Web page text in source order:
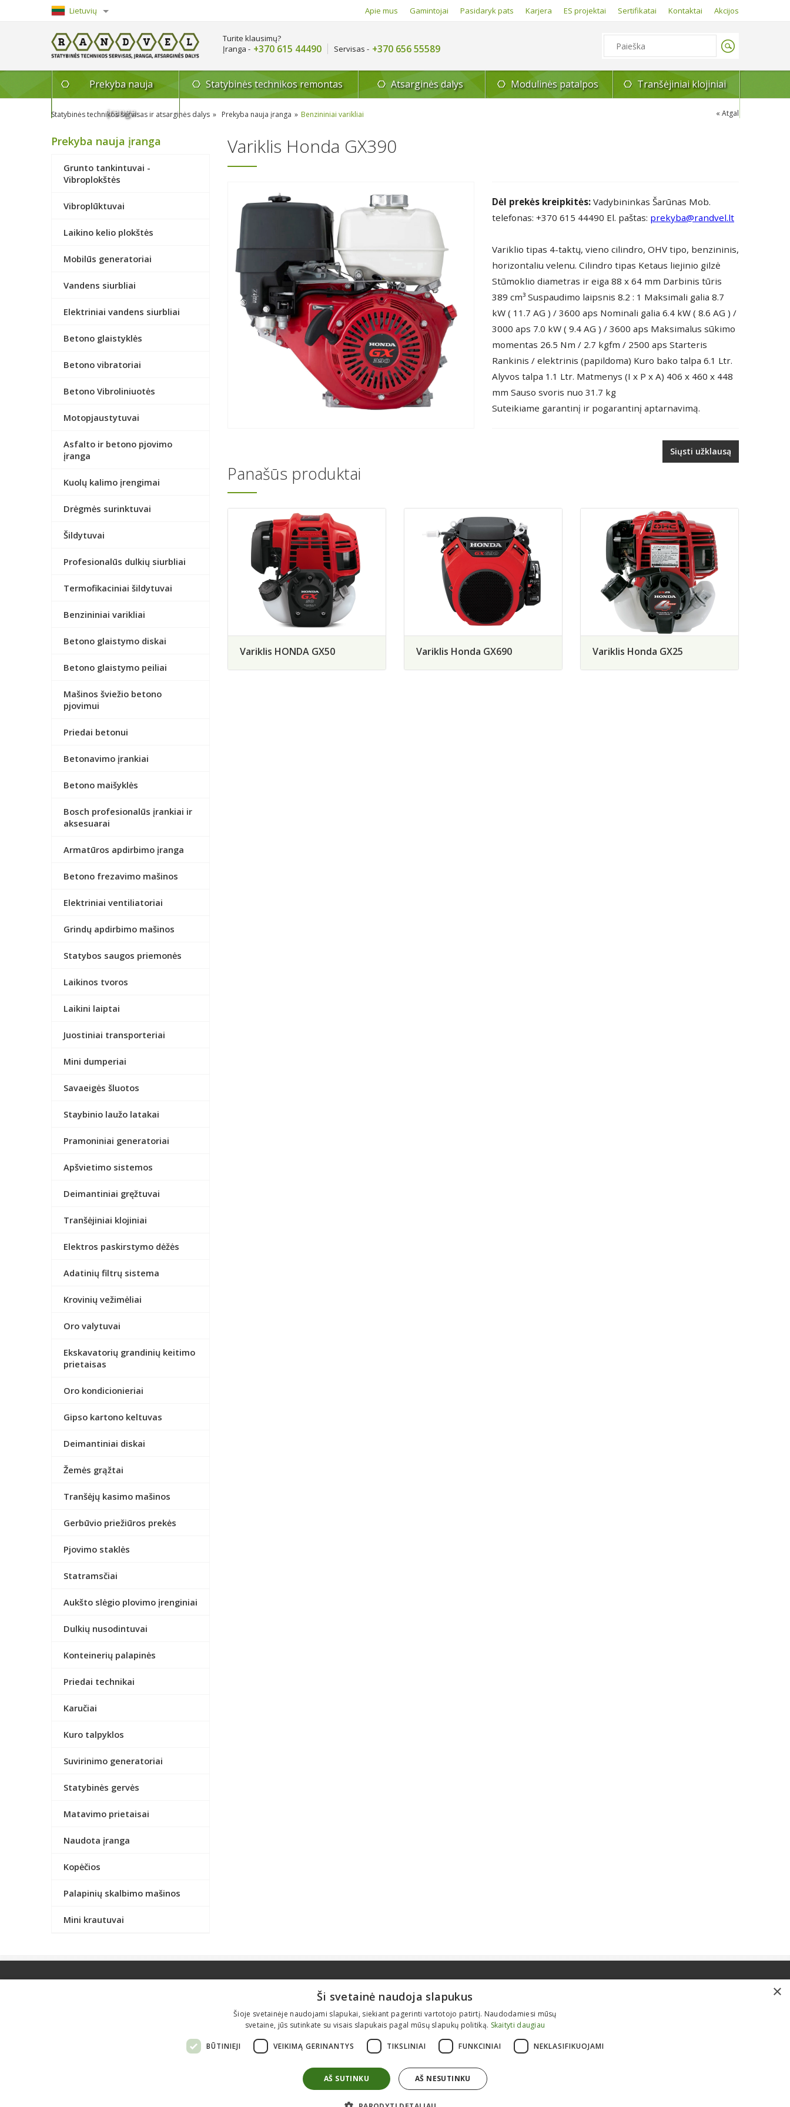
Lietuvių
English
Apie mus Gamintojai Pasidaryk pats Karjera ES projektai Sertifikatai Kontaktai Akcijos
Turite klausimų?
Įranga - +370 615 44490 Servisas - +370 656 55589
Prekyba nauja
įranga
Statybinės technikos remontas Atsarginės dalys Modulinės patalpos Tranšėjiniai klojiniai
Statybinės technikos servisas ir atsarginės dalys Prekyba nauja įranga Benzininiai varikliai Atgal
Variklis Honda GX390
Dėl prekės kreipkitės: Vadybininkas Šarūnas Mob.
telefonas: +370 615 44490 El. paštas: prekyba@randvel.lt
Variklio tipas 4-taktų, vieno cilindro, OHV tipo, benzininis,
horizontaliu velenu. Cilindro tipas Ketaus liejinio gilzė
Stūmoklio diametras ir eiga 88 x 64 mm Darbinis tūris
389 cm³ Suspaudimo laipsnis 8.2 : 1 Maksimali galia 8.7
kW ( 11.7 AG ) / 3600 aps Nominali galia 6.4 kW ( 8.6 AG ) /
3000 aps 7.0 kW ( 9.4 AG ) / 3600 aps Maksimalus sūkimo
momentas 26.5 Nm / 2.7 kgfm / 2500 aps Starteris
Rankinis / elektrinis (papildoma) Kuro bako talpa 6.1 Ltr.
Alyvos talpa 1.1 Ltr. Matmenys (I x P x A) 406 x 460 x 448
mm Sauso svoris nuo 31.7 kg
Suteikiame garantinį ir pogarantinį aptarnavimą.
Siųsti užklausą
Panašūs produktai
Variklis HONDA GX50 Variklis Honda GX690 Variklis Honda GX25
Prekyba nauja įranga
Grunto tankintuvai -
Vibroplokštės
Vibroplūktuvai
Laikino kelio plokštės
Mobilūs generatoriai
Vandens siurbliai
Elektriniai vandens siurbliai
Betono glaistyklės
Betono vibratoriai
Betono Vibroliniuotės
Motopjaustytuvai
Asfalto ir betono pjovimo
įranga
Kuolų kalimo įrengimai
Drėgmės surinktuvai
Šildytuvai
Profesionalūs dulkių siurbliai
Termofikaciniai šildytuvai
Benzininiai varikliai
Betono glaistymo diskai
Betono glaistymo peiliai
Mašinos šviežio betono
pjovimui
Priedai betonui
Betonavimo įrankiai
Betono maišyklės
Bosch profesionalūs įrankiai ir
aksesuarai
Armatūros apdirbimo įranga
Betono frezavimo mašinos
Elektriniai ventiliatoriai
Grindų apdirbimo mašinos
Statybos saugos priemonės
Laikinos tvoros
Laikini laiptai
Juostiniai transporteriai
Mini dumperiai
Savaeigės šluotos
Staybinio laužo latakai
Pramoniniai generatoriai
Apšvietimo sistemos
Deimantiniai gręžtuvai
Tranšėjiniai klojiniai
Elektros paskirstymo dėžės
Adatinių filtrų sistema
Krovinių vežimėliai
Oro valytuvai
Ekskavatorių grandinių keitimo
prietaisas
Oro kondicionieriai
Gipso kartono keltuvas
Deimantiniai diskai
Žemės grąžtai
Tranšėjų kasimo mašinos
Gerbūvio priežiūros prekės
Pjovimo staklės
Statramsčiai
Aukšto slėgio plovimo įrenginiai
Dulkių nusodintuvai
Konteinerių palapinės
Priedai technikai
Karučiai
Kuro talpyklos
Suvirinimo generatoriai
Statybinės gervės
Matavimo prietaisai
Naudota įranga
Kopėčios
Palapinių skalbimo mašinos
Mini krautuvai
Garantijos
Privatumo politika
Karjera
Statybinės technikos remontas
Atsarginės detalės
Modulinės patalpos
Tranšėjiniai klojiniai
×
Ši svetainė naudoja slapukus
Šioje svetainėje naudojami slapukai, siekiant pagerinti vartotojo patirtį. Naudodamiesi mūsų
svetaine, jūs sutinkate su visais slapukais pagal mūsų slapukų politiką. Skaityti daugiau
BŪTINIEJI VEIKIMĄ GERINANTYS TIKSLINIAI FUNKCINIAI NEKLASIFIKUOJAMI
AŠ SUTINKU AŠ NESUTINKU